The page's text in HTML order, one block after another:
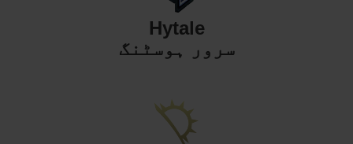
Hytale
سرور ہوسٹنگ